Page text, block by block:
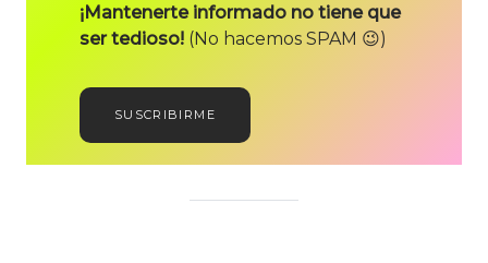
¡Mantenerte informado no tiene que
ser tedioso!(No hacemos SPAM 😉)
SUSCRIBIRME